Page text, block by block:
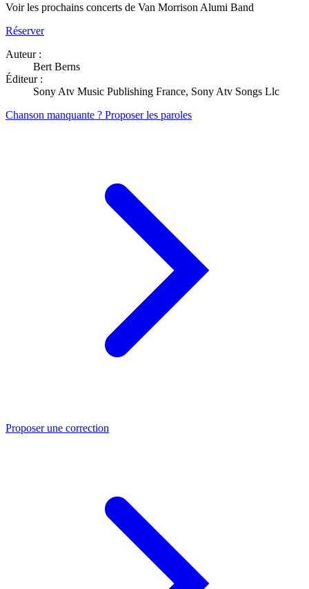
Voir les prochains concerts de Van Morrison Alumi Band
Réserver
Auteur :
Bert Berns
Éditeur :
Sony Atv Music Publishing France, Sony Atv Songs Llc
Chanson manquante ? Proposer les paroles
Proposer une correction